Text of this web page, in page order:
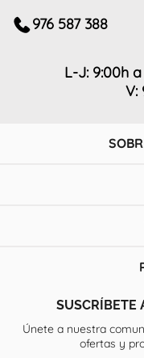
976 587 388
L-J: 9:00h a
V:
SUSCRÍBETE
Únete a nuestra
ofertas y